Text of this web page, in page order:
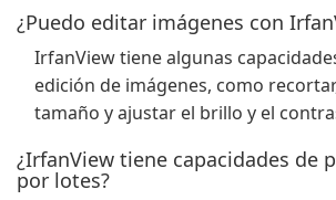
¿Puedo editar imágenes con
IrfanView tiene algunas
edición de imágenes, como
tamaño y ajustar el brillo y el
¿IrfanView tiene capacidades de
por lotes?